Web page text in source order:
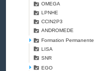
OMEGA
LPNHE
CCIN2P3
ANDROMEDE
Formation Permanente
LISA
SNR
EGO